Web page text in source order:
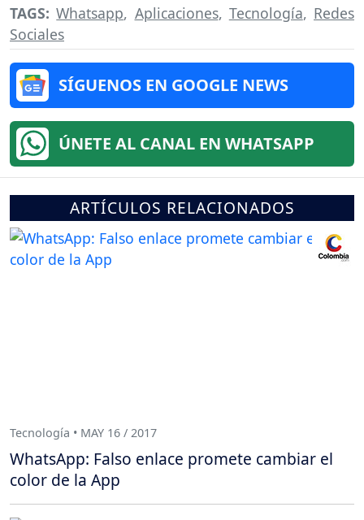
TAGS:Whatsapp, Aplicaciones, Tecnología, Redes
Sociales
SÍGUENOS EN GOOGLE NEWS
ÚNETE AL CANAL EN WHATSAPP
ARTÍCULOS RELACIONADOS
Tecnología • MAY 16 / 2017
WhatsApp: Falso enlace promete cambiar el
color de la App